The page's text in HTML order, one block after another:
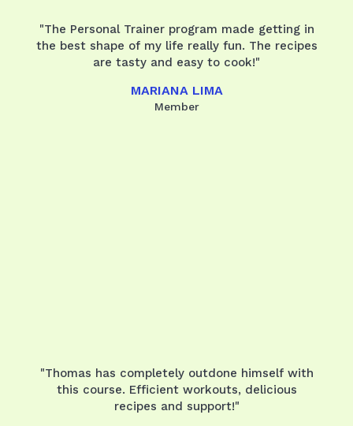
"The Personal Trainer program made getting in
the best shape of my life really fun. The recipes
are tasty and easy to cook!"
MARIANA LIMA
Member
"Thomas has completely outdone himself with
this course. Efficient workouts, delicious
recipes and support!"